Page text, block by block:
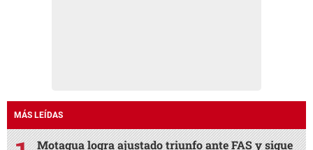
MÁS LEÍDAS
Motagua logra ajustado triunfo ante FAS y sigue